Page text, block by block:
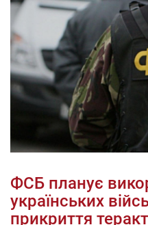
ФСБ планує
українських
прикриття